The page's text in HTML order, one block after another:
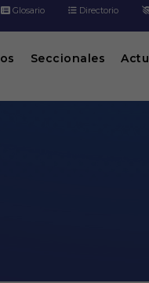
Glosario Directorio
Seccionales